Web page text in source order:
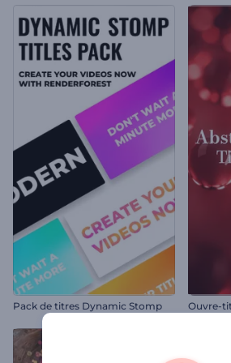
Pack de titres Dynamic Stomp Ouvre-